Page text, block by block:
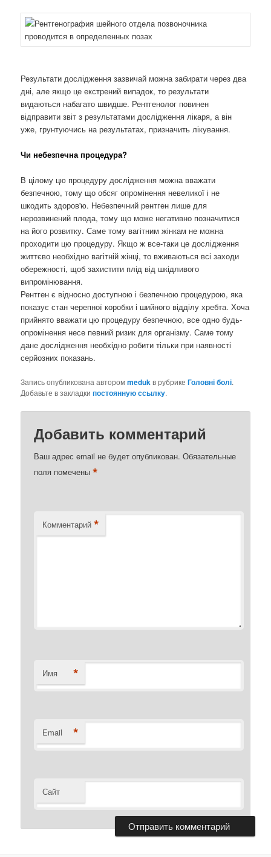
Результати дослідження зазвичай можна забирати через два
дні, але якщо це екстрений випадок, то результати
видаються набагато швидше. Рентгенолог повинен
відправити звіт з результатами дослідження лікаря, а він
уже, грунтуючись на результатах, призначить лікування.
Чи небезпечна процедура?
В цілому цю процедуру дослідження можна вважати
безпечною, тому що обсяг опромінення невеликої і не
шкодить здоров'ю. Небезпечний рентген лише для
нерозвинений плода, тому що може негативно позначитися
на його розвитку. Саме тому вагітним жінкам не можна
проходити цю процедуру. Якщо ж все-таки це дослідження
життєво необхідно вагітній жінці, то вживаються всі заходи
обережності, щоб захистити плід від шкідливого
випромінювання.
Рентген є відносно доступною і безпечною процедурою, яка
показує стан черепної коробки і шийного відділу хребта. Хоча
прийнято вважати цю процедуру безпечною, все одно будь-
опромінення несе певний ризик для організму. Саме тому
дане дослідження необхідно робити тільки при наявності
серйозних показань.
Запись опубликована авторомmedukв рубрикеГоловні болі.
Добавьте в закладкипостоянную ссылку.
Добавить комментарий
Ваш адрес email не будет опубликован. Обязательные
поля помечены*
Комментарий *
Имя *
Email *
Сайт